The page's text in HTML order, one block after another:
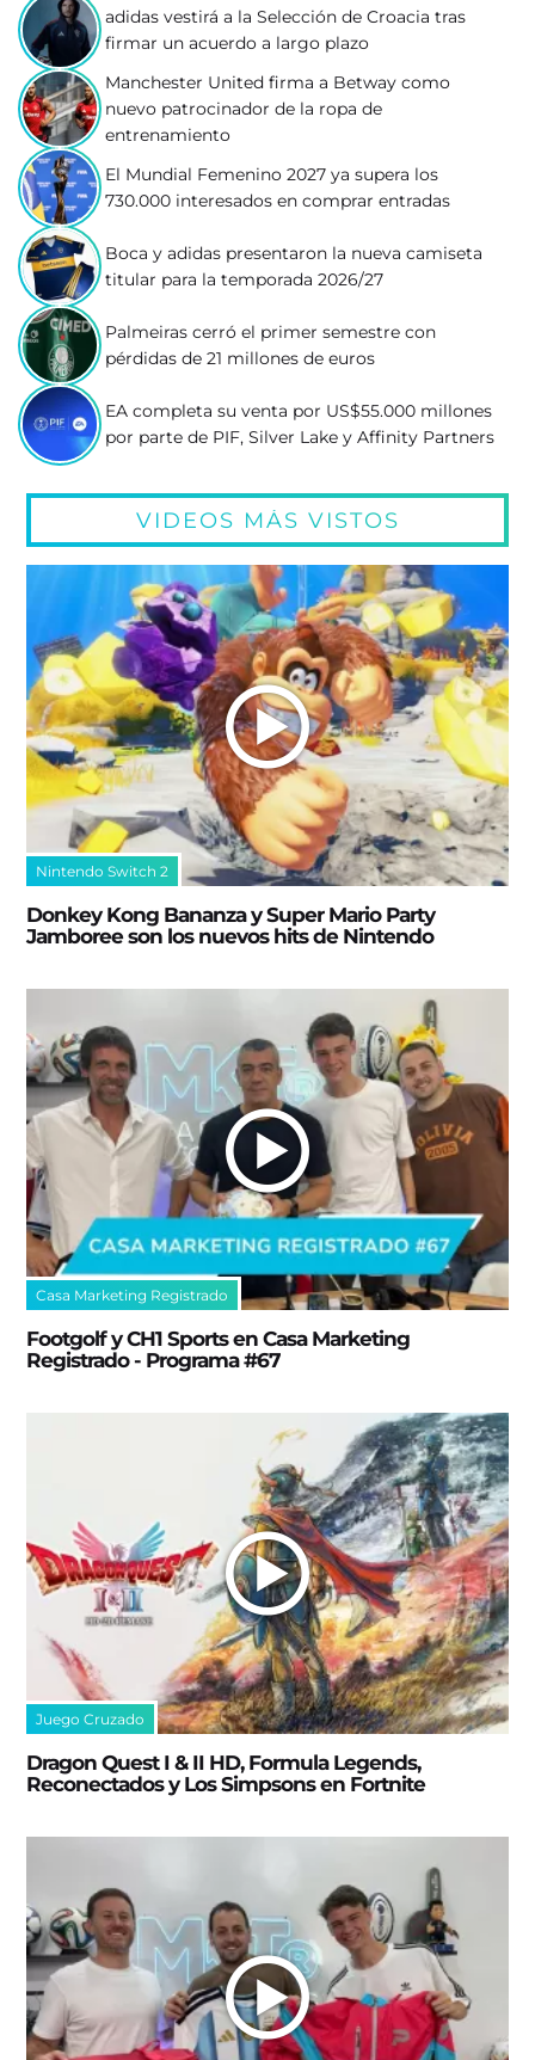
adidas vestirá a la Selección de Croacia tras
firmar un acuerdo a largo plazo
Manchester United firma a Betway como
nuevo patrocinador de la ropa de
entrenamiento
El Mundial Femenino 2027 ya supera los
730.000 interesados en comprar entradas
Boca y adidas presentaron la nueva camiseta
titular para la temporada 2026/27
Palmeiras cerró el primer semestre con
pérdidas de 21 millones de euros
EA completa su venta por US$55.000 millones
por parte de PIF, Silver Lake y Affinity Partners
VIDEOS MÁS VISTOS
Nintendo Switch 2
Donkey Kong Bananza y Super Mario Party
Jamboree son los nuevos hits de Nintendo
Casa Marketing Registrado
Footgolf y CH1 Sports en Casa Marketing
Registrado - Programa #67
Juego Cruzado
Dragon Quest I & II HD, Formula Legends,
Reconectados y Los Simpsons en Fortnite